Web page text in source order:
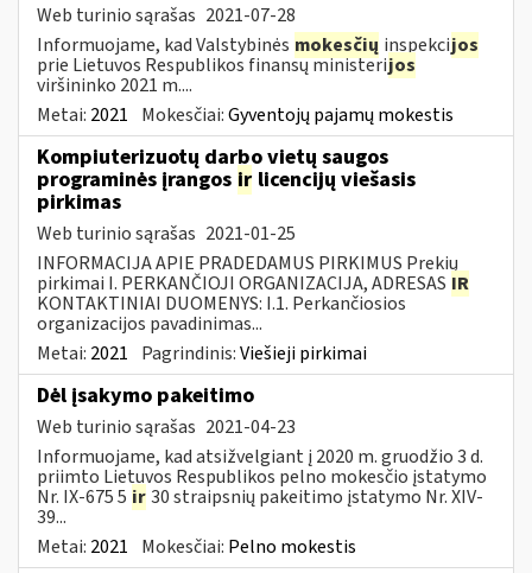
Web turinio sąrašas 2021-07-28
Informuojame, kad Valstybinės mokesčių inspekcijos
prie Lietuvos Respublikos finansų ministerijos
viršininko 2021 m....
Metai: 2021 Mokesčiai:Gyventojų pajamų mokestis
Kompiuterizuotų darbo vietų saugos
programinės įrangos ir licencijų viešasis
pirkimas
Web turinio sąrašas 2021-01-25
INFORMACIJA APIE PRADEDAMUS PIRKIMUS Prekių
pirkimai I. PERKANČIOJI ORGANIZACIJA, ADRESAS IR
KONTAKTINIAI DUOMENYS: I.1. Perkančiosios
organizacijos pavadinimas...
Metai: 2021 Pagrindinis:Viešieji pirkimai
Dėl įsakymo pakeitimo
Web turinio sąrašas 2021-04-23
Informuojame, kad atsižvelgiant į 2020 m. gruodžio 3 d.
priimto Lietuvos Respublikos pelno mokesčio įstatymo
Nr. IX-675 5 ir30 straipsnių pakeitimo įstatymo Nr. XIV-
39...
Metai: 2021 Mokesčiai: Pelno mokestis